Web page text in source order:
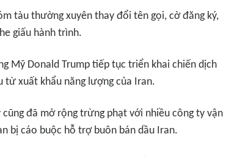
tàu thường xuyên thay đổi tên gọi, cờ đăng ký,
giấu hành trình.
Mỹ Donald Trump tiếp tục triển khai chiến dịch
từ xuất khẩu năng lượng của Iran.
đã mở rộng trừng phạt với nhiều công ty vận
bị cáo buộc hỗ trợ buôn bán dầu Iran.